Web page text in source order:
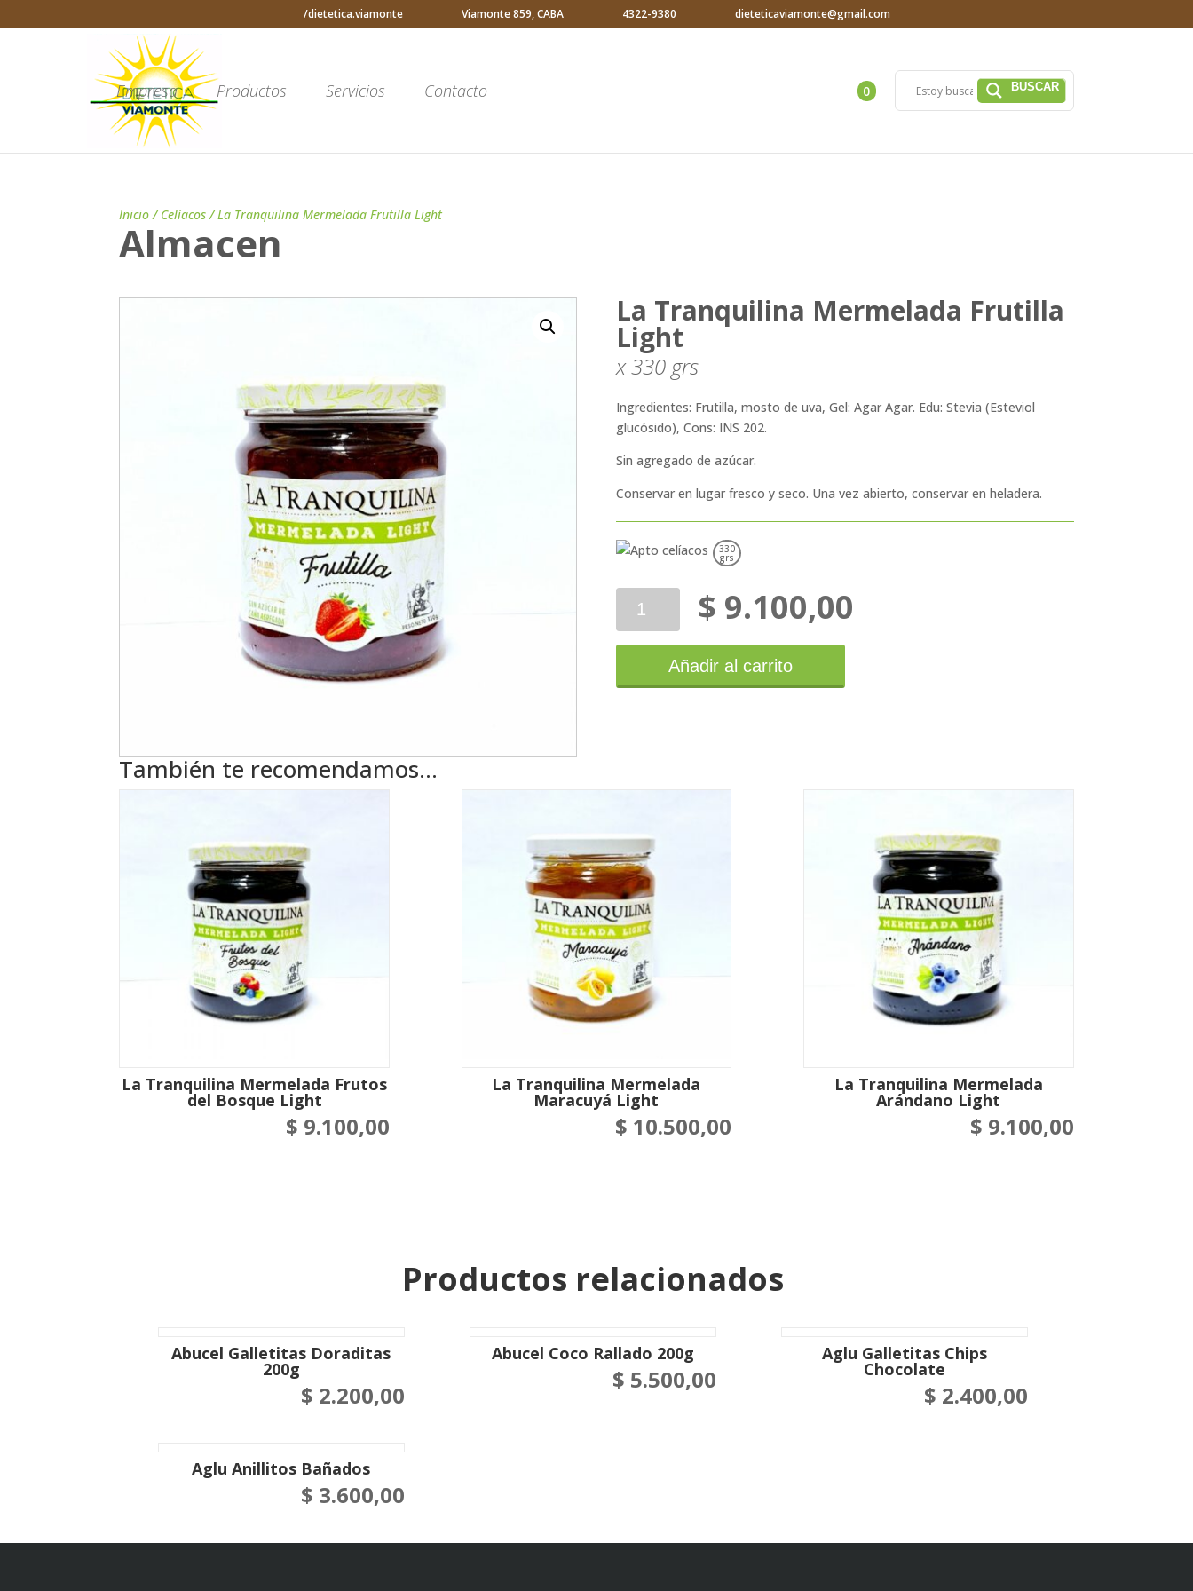
/dietetica.viamonte Viamonte 859, CABA 4322-9380 dieteticaviamonte@gmail.com
Empresa Productos Servicios Contacto 0
Inicio/ Celíacos/ La Tranquilina Mermelada Frutilla Light
Almacen
La Tranquilina Mermelada Frutilla
Light
x 330 grs
Ingredientes: Frutilla, mosto de uva, Gel: Agar Agar. Edu: Stevia (Esteviol
glucósido), Cons: INS 202.
Sin agregado de azúcar.
Conservar en lugar fresco y seco. Una vez abierto, conservar en heladera.
330
grs
$ 9.100,00
Tranquilina
Añadir al carrito
También te recomendamos…
La Tranquilina Mermelada Frutos
del Bosque Light
$ 9.100,00
La Tranquilina Mermelada
Maracuyá Light
$ 10.500,00
La Tranquilina Mermelada
Arándano Light
$ 9.100,00
Productos relacionados
Abucel Galletitas Doraditas
200g
$ 2.200,00
Abucel Coco Rallado 200g
$ 5.500,00
Aglu Galletitas Chips
Chocolate
$ 2.400,00
Aglu Anillitos Bañados
$ 3.600,00